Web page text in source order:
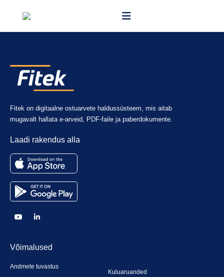
Fitek on digitaalne ostuarvete haldussüsteem, mis aitab
mugavalt hallata e-arveid, PDF-faile ja paberdokumente.
Laadi rakendus alla
Võimalused
Andmete tuvastus
Kuluaruanded